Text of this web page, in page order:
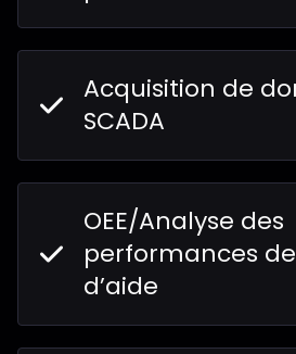
Acquisition de
SCADA
OEE/Analyse des
performances
d’aide